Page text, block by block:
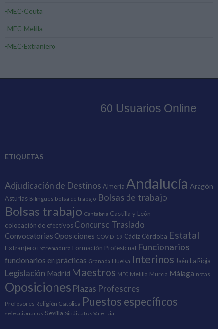
-MEC-Ceuta
-MEC-Melilla
-MEC-Extranjero
ETIQUETAS
Adjudicación de Destinos Almería Andalucía Aragón
Asturias Bilingües bolsa de trabajo Bolsas de trabajo
Bolsas trabajo Cantabria Castilla y León
colocación de efectivos Concurso Traslado
Convocatorias Oposiciones COVID-19 Cádiz Córdoba Estatal
Extranjero Extremadura Formación Profesional Funcionarios
funcionarios en prácticas Granada Huelva Interinos Jaén La Rioja
Legislación Madrid Maestros MEC Melilla Murcia Málaga notas
Oposiciones Plazas Profesores
Profesores Religión Católica Puestos específicos
seleccionados Sevilla Sindicatos Valencia